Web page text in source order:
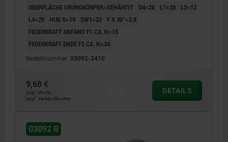
OBERFLÄCHE GRUNDKÖRPER=GEHÄRTET
D4=28 L1=28
L2=12
L4=25
HUB S=10 SW1=22
F X 30°=2,8
FEDERKRAFT ANFANG F1 CA. N=15
FEDERKRAFT ENDE F2 CA. N=34
Bestellnummer: 03092-3410
9,68 €
zzgl. MwSt.
zzgl. Versandkosten
DETAILS
03092 R